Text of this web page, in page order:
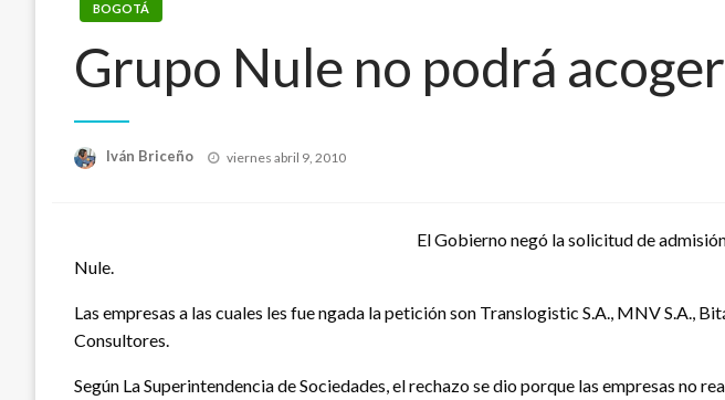
BOGOTÁ
Grupo Nule no podrá
Iván Briceño
Publicado
viernes abril 9, 2010
El Gobierno negó la solicitud de
Nule.
Las empresas a las cuales les fue ngada la petición son Translogistic S.A., MNV S.A.,
Consultores.
Según La Superintendencia de Sociedades, el rechazo se dio porque las empresas